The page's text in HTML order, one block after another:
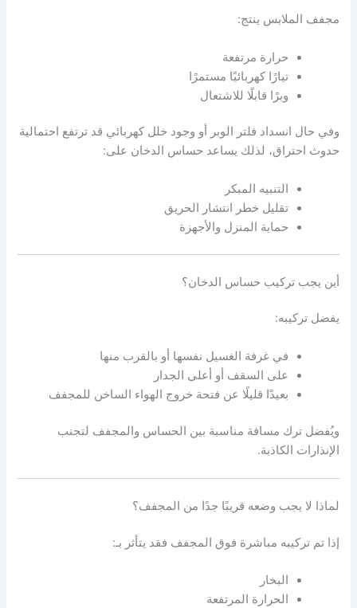
مجفف الملابس ينتج:
حرارة مرتفعة
تيارًا كهربائيًا مستمرًا
وبرًا قابلًا للاشتعال
وفي حال انسداد فلتر الوبر أو وجود خلل كهربائي قد ترتفع احتمالية
حدوث احتراق، لذلك يساعد حساس الدخان على:
التنبيه المبكر
تقليل خطر انتشار الحريق
حماية المنزل والأجهزة
أين يجب تركيب حساس الدخان؟
يفضل تركيبه:
في غرفة الغسيل نفسها أو بالقرب منها
على السقف أو أعلى الجدار
بعيدًا قليلًا عن فتحة خروج الهواء الساخن للمجفف
ويُفضل ترك مسافة مناسبة بين الحساس والمجفف لتجنب
الإنذارات الكاذبة.
لماذا لا يجب وضعه قريبًا جدًا من المجفف؟
إذا تم تركيبه مباشرة فوق المجفف فقد يتأثر بـ:
البخار
الحرارة المرتفعة